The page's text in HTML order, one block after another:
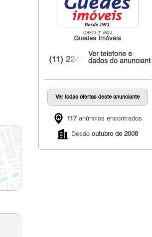
CRECI: 21.456-J
Guedes Imóveis
Ver telefone e
dados do anunciante
(11) 2243...
Ver todas ofertas deste anunciante
117anúncios encontrados
Desde outubro de 2008